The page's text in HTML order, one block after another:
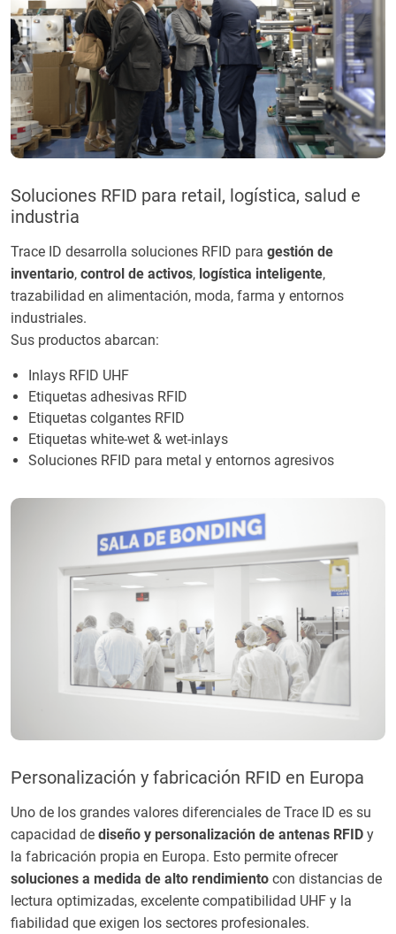
Soluciones RFID para retail, logística, salud e
industria
Trace ID desarrolla soluciones RFID para gestión de
inventario, control de activos, logística inteligente,
trazabilidad en alimentación, moda, farma y entornos
industriales.
Sus productos abarcan:
Inlays RFID UHF
Etiquetas adhesivas RFID
Etiquetas colgantes RFID
Etiquetas white-wet & wet-inlays
Soluciones RFID para metal y entornos agresivos
Personalización y fabricación RFID en Europa
Uno de los grandes valores diferenciales de Trace ID es su
capacidad de diseño y personalización de antenas RFID y
la fabricación propia en Europa. Esto permite ofrecer
soluciones a medida de alto rendimiento con distancias de
lectura optimizadas, excelente compatibilidad UHF y la
fiabilidad que exigen los sectores profesionales.